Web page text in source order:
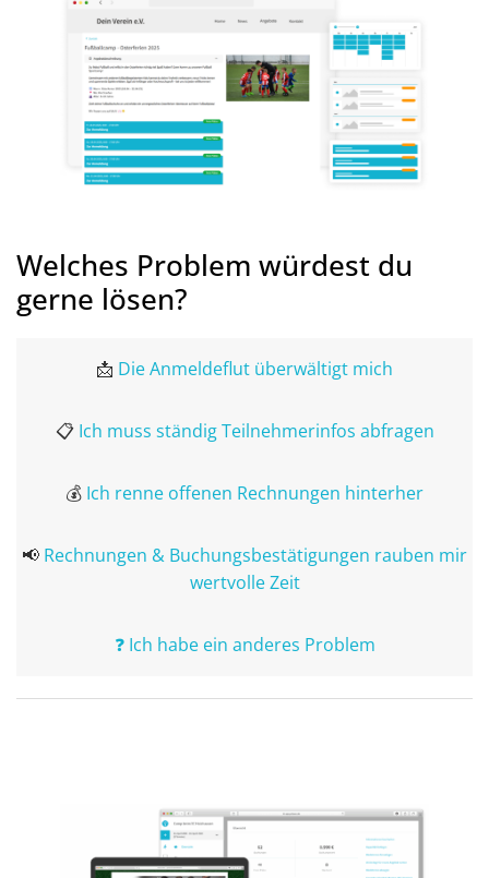
Welches Problem würdest du
gerne lösen?
📩 Die Anmeldeflut überwältigt mich
📋 Ich muss ständig Teilnehmerinfos abfragen
💰 Ich renne offenen Rechnungen hinterher
📢 Rechnungen & Buchungsbestätigungen rauben mir
wertvolle Zeit
❓ Ich habe ein anderes Problem